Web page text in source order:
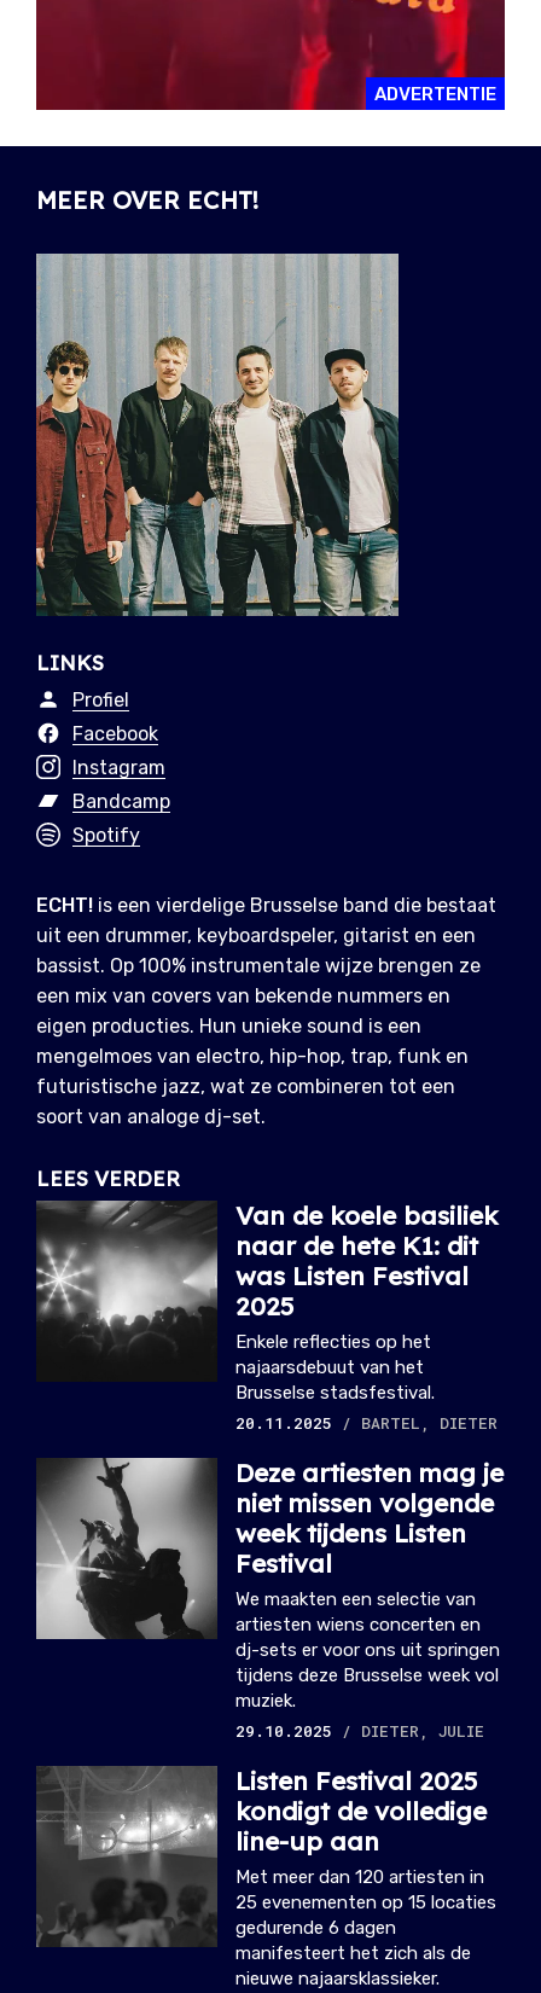
ADVERTENTIE
MEER OVER ECHT!
LINKS
Profiel
Facebook
Instagram
Bandcamp
Spotify
ECHT! is een vierdelige Brusselse band die bestaat
uit een drummer, keyboardspeler, gitarist en een
bassist. Op 100% instrumentale wijze brengen ze
een mix van covers van bekende nummers en
eigen producties. Hun unieke sound is een
mengelmoes van electro, hip-hop, trap, funk en
futuristische jazz, wat ze combineren tot een
soort van analoge dj-set.
LEES VERDER
Van de koele basiliek
naar de hete K1: dit
was Listen Festival
2025
Enkele reflecties op het
najaarsdebuut van het
Brusselse stadsfestival.
20.11.2025
/ BARTEL, DIETER
Deze artiesten mag je
niet missen volgende
week tijdens Listen
Festival
We maakten een selectie van
artiesten wiens concerten en
dj-sets er voor ons uit springen
tijdens deze Brusselse week vol
muziek.
29.10.2025
/ DIETER, JULIE
Listen Festival 2025
kondigt de volledige
line-up aan
Met meer dan 120 artiesten in
25 evenementen op 15 locaties
gedurende 6 dagen
manifesteert het zich als de
nieuwe najaarsklassieker.